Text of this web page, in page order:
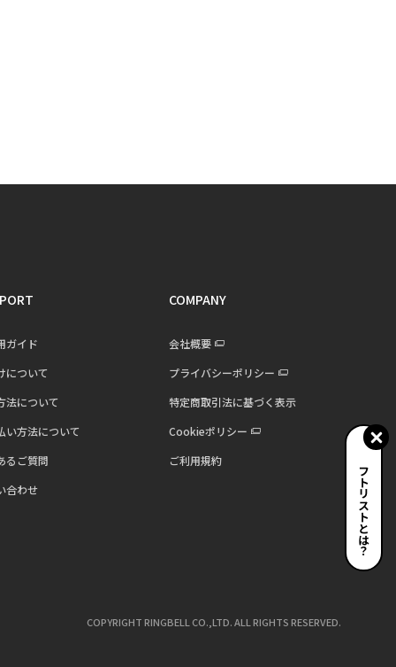
ギフトリストとは？
ガイド
について
法について
い方法について
るご質問
合わせ
COMPANY
会社概要
プライバシーポリシー
特定商取引法に基づく表示
Cookieポリシー
ご利用規約
COPYRIGHT RINGBELL CO.,LTD. ALL RIGHTS RESERVED.